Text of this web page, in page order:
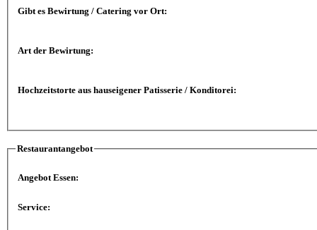
Gibt es Bewirtung / Catering vor Ort:
Art der Bewirtung:
Hochzeitstorte aus hauseigener Patisserie / Konditorei:
Restaurantangebot
Angebot Essen:
Service: